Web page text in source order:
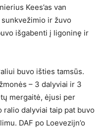
Kees’as van
sunkvežimio ir žuvo
išgabenti į ligoninę ir
buvo išties tamsūs.
– 3 dalyviai ir 3
mergaitė, ėjusi per
ralio dalyviai taip pat buvo
DAF po Loevezijn’o